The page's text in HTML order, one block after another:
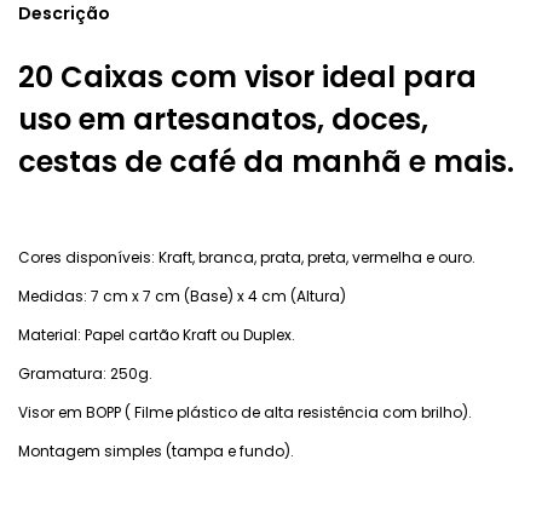
Descrição
20 Caixas com visor ideal para
uso em artesanatos, doces,
cestas de café da manhã e mais.
Cores disponíveis: Kraft, branca, prata, preta, vermelha e ouro.
Medidas: 7 cm x 7 cm (Base) x 4 cm (Altura)
Material: Papel cartão Kraft ou Duplex.
Gramatura: 250g.
Visor em BOPP ( Filme plástico de alta resistência com brilho).
Montagem simples (tampa e fundo).